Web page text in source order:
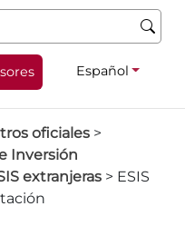
Español
oficiales >
Inversión
extranjeras > ESIS